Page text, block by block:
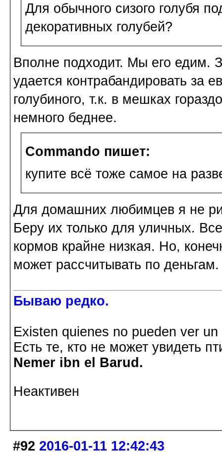
Для обычного сизого голубя
декоративных голубей?
Вполне подходит. Мы его едим.
удается контрабандировать за
голубиного, т.к. в мешках
немного беднее.
Commando пишет:
купите всё тоже самое на
Для домашних любимцев я не
Беру их только для уличных.
кормов крайне низкая. Но,
может рассчитывать по деньгам.
Бываю редко.
Existen quienes no pueden ver
Есть те, кто не может увидеть
Nemer ibn el Barud.
Неактивен
#92 2016-01-11 12:42:43